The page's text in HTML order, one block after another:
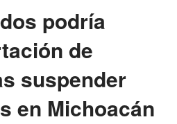
podría
de
suspender
en Michoacán